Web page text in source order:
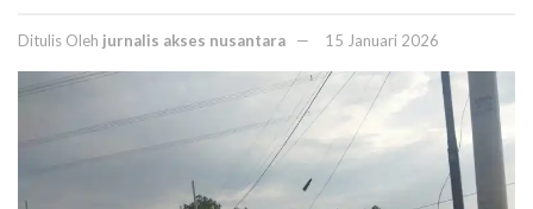
Ditulis Oleh jurnalis akses nusantara 15 Januari 2026